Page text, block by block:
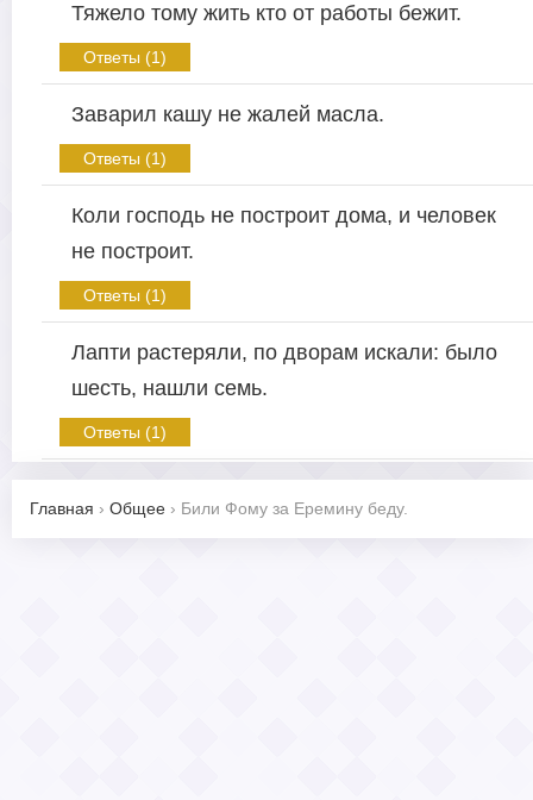
Тяжело тому жить кто от работы бежит.
Ответы (1)
Заварил кашу не жалей масла.
Ответы (1)
Коли господь не построит дома, и человек
не построит.
Ответы (1)
Лапти растеряли, по дворам искали: было
шесть, нашли семь.
Ответы (1)
Главная › Общее › Били Фому за Еремину беду.